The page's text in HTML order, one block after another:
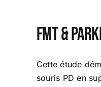
FMT &
Cette étude
souris PD en